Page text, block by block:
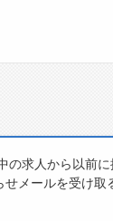
募書類の書き方・
求人から以前
メールを受け